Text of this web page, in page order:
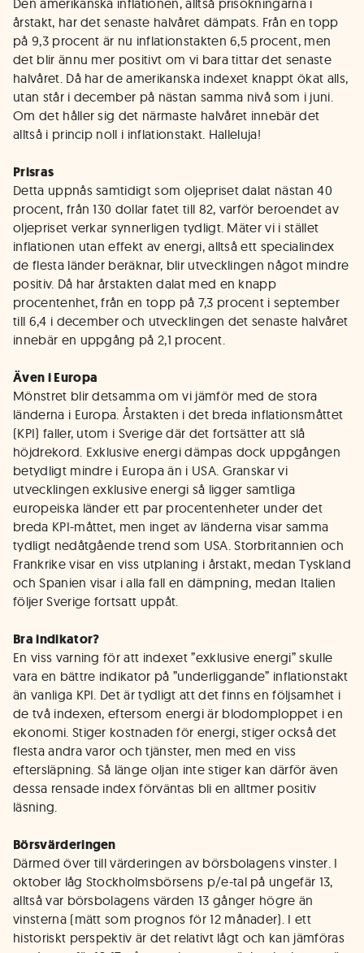
Den amerikanska inflationen, alltså prisökningarna i
årstakt, har det senaste halvåret dämpats. Från en topp
på 9,3 procent är nu inflationstakten 6,5 procent, men
det blir ännu mer positivt om vi bara tittar det senaste
halvåret. Då har de amerikanska indexet knappt ökat alls,
utan står i december på nästan samma nivå som i juni.
Om det håller sig det närmaste halvåret innebär det
alltså i princip noll i inflationstakt. Halleluja!
Prisras
Detta uppnås samtidigt som oljepriset dalat nästan 40
procent, från 130 dollar fatet till 82, varför beroendet av
oljepriset verkar synnerligen tydligt. Mäter vi i stället
inflationen utan effekt av energi, alltså ett specialindex
de flesta länder beräknar, blir utvecklingen något mindre
positiv. Då har årstakten dalat med en knapp
procentenhet, från en topp på 7,3 procent i september
till 6,4 i december och utvecklingen det senaste halvåret
innebär en uppgång på 2,1 procent.
Även i Europa
Mönstret blir detsamma om vi jämför med de stora
länderna i Europa. Årstakten i det breda inflationsmåttet
(KPI) faller, utom i Sverige där det fortsätter att slå
höjdrekord. Exklusive energi dämpas dock uppgången
betydligt mindre i Europa än i USA. Granskar vi
utvecklingen exklusive energi så ligger samtliga
europeiska länder ett par procentenheter under det
breda KPI-måttet, men inget av länderna visar samma
tydligt nedåtgående trend som USA. Storbritannien och
Frankrike visar en viss utplaning i årstakt, medan Tyskland
och Spanien visar i alla fall en dämpning, medan Italien
följer Sverige fortsatt uppåt.
Bra indikator?
En viss varning för att indexet ”exklusive energi” skulle
vara en bättre indikator på ”underliggande” inflationstakt
än vanliga KPI. Det är tydligt att det finns en följsamhet i
de två indexen, eftersom energi är blodomploppet i en
ekonomi. Stiger kostnaden för energi, stiger också det
flesta andra varor och tjänster, men med en viss
eftersläpning. Så länge oljan inte stiger kan därför även
dessa rensade index förväntas bli en alltmer positiv
läsning.
Börsvärderingen
Därmed över till värderingen av börsbolagens vinster. I
oktober låg Stockholmsbörsens p/e-tal på ungefär 13,
alltså var börsbolagens värden 13 gånger högre än
vinsterna (mätt som prognos för 12 månader). I ett
historiskt perspektiv är det relativt lågt och kan jämföras